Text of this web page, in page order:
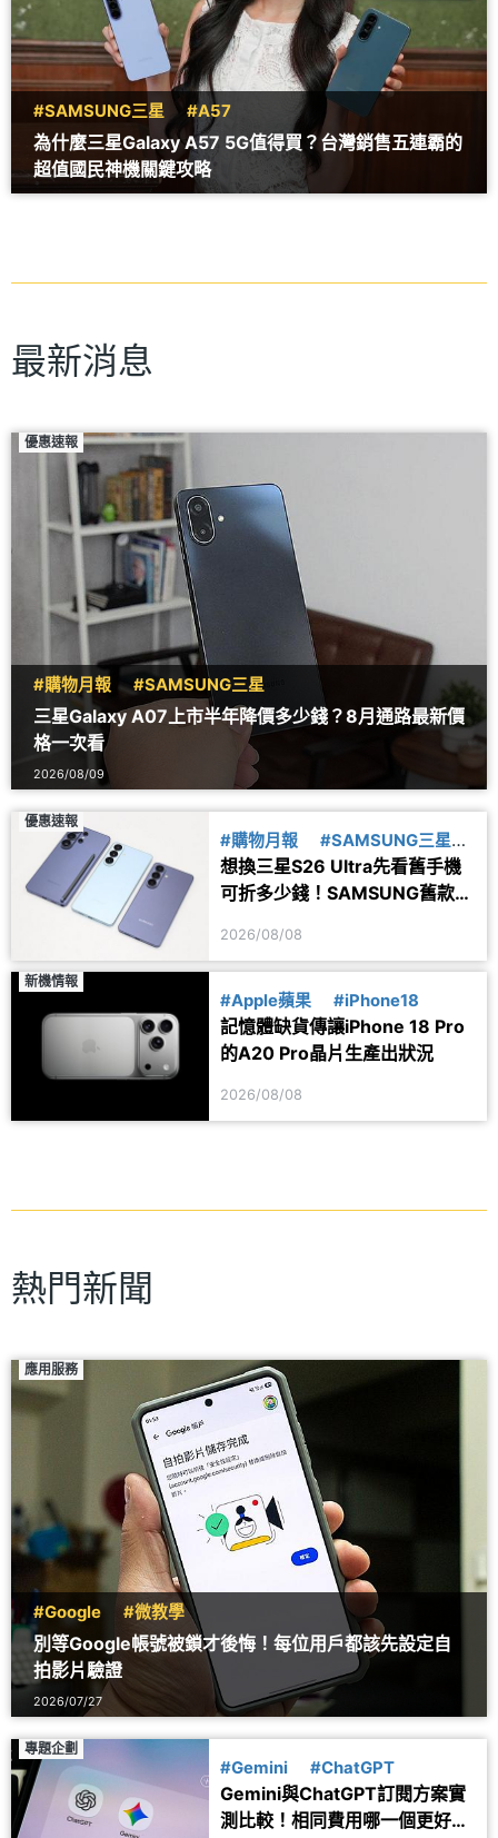
#SAMSUNG三星 #A57
為什麼三星Galaxy A57 5G值得買？台灣銷售五連霸的
超值國民神機關鍵攻略
最新消息
優惠速報
#購物月報 #SAMSUNG三星
三星Galaxy A07上市半年降價多少錢？8月通路最新價
格一次看
2026/08/09
優惠速報
#購物月報
#SAMSUNG三星
#舊換新
想換三星S26 Ultra先看舊手機
可折多少錢！SAMSUNG舊款旗
2026/08/08
新機情報
#Apple蘋果 #iPhone18
記憶體缺貨傳讓iPhone 18 Pro
的A20 Pro晶片生產出狀況
2026/08/08
熱門新聞
應用服務
#Google #微教學
別等Google帳號被鎖才後悔！每位用戶都該先設定自
拍影片驗證
2026/07/27
專題企劃
#Gemini #ChatGPT
Gemini與ChatGPT訂閱方案實
測比較！相同費用哪一個更好